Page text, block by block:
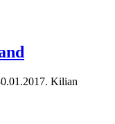
Kilian